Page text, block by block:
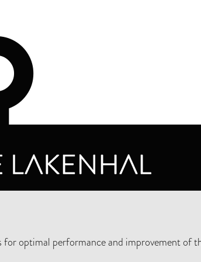
optimal performance and improvement of